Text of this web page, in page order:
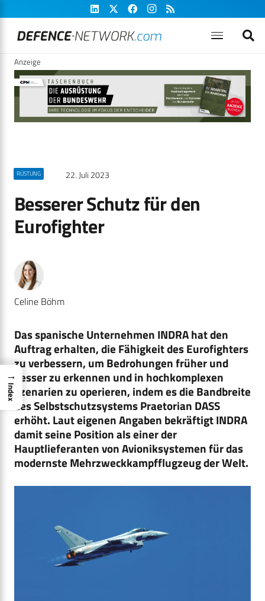
Anzeige
RÜSTUNG 22. Juli 2023
Besserer Schutz für den
Eurofighter
Celine Böhm
Das spanische Unternehmen INDRA hat den
Auftrag erhalten, die Fähigkeit des Eurofighters
zu verbessern, um Bedrohungen früher und
besser zu erkennen und in hochkomplexen
Szenarien zu operieren, indem es die Bandbreite
des Selbstschutzsystems Praetorian DASS
erhöht. Laut eigenen Angaben bekräftigt INDRA
damit seine Position als einer der
Hauptlieferanten von Avioniksystemen für das
modernste Mehrzweckkampfflugzeug der Welt.
→
Index